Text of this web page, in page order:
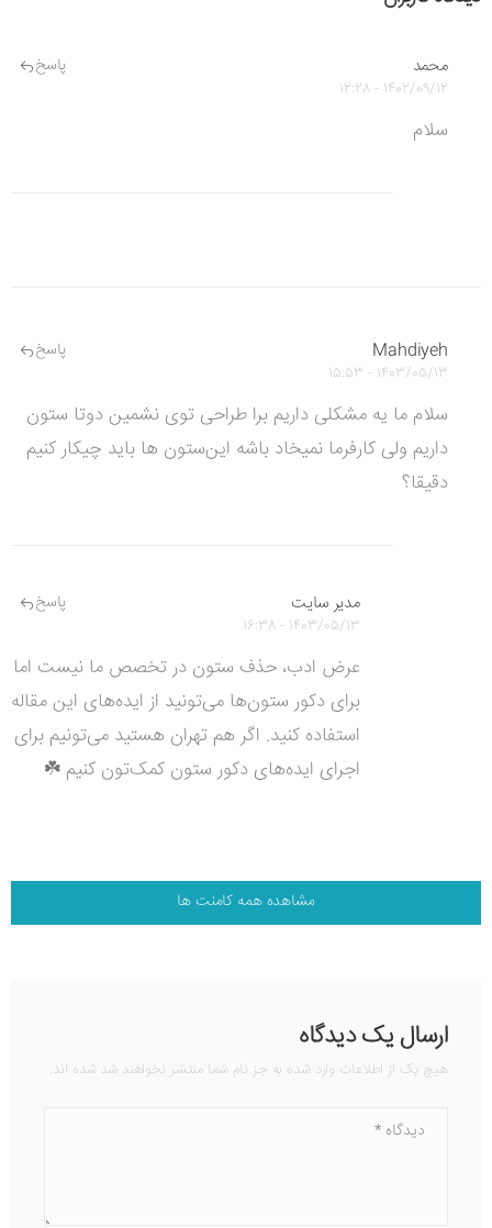
پاسخ محمد
1402/09/12 - 12:28
سلام
پاسخ Mahdiyeh
1403/05/13 - 15:53
سلام ما یه مشکلی داریم برا طراحی توی نشمین دوتا ستون
داریم ولی کارفرما نمیخاد باشه این‌ستون ها باید چیکار کنیم
دقیقا؟
پاسخ مدیر سایت
1403/05/13 - 16:38
عرض ادب، حذف ستون در تخصص ما نیست اما
برای دکور ستون‌ها می‌تونید از ایده‌های این مقاله
استفاده کنید. اگر هم تهران هستید می‌تونیم برای
اجرای ایده‌های دکور ستون کمک‌تون کنیم ☘️
مشاهده همه کامنت ها
ارسال یک دیدگاه
هیچ یک از اطلاعات وارد شده به جز نام شما منتشر نخواهند شد شده اند.